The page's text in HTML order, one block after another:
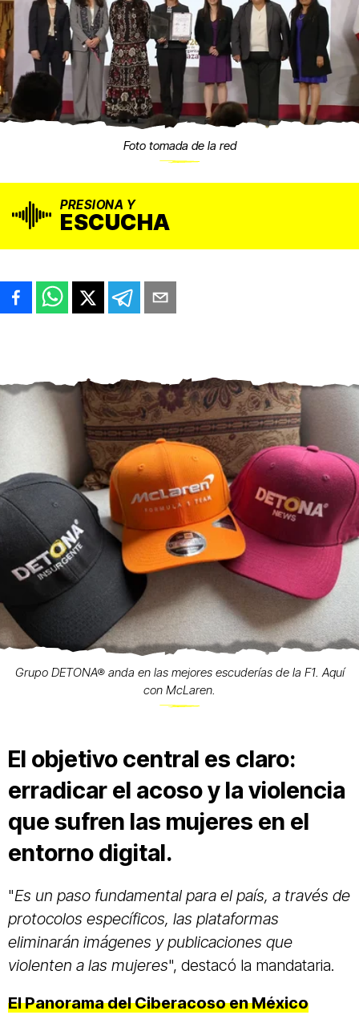
Foto tomada de la red
PRESIONA Y
ESCUCHA
Grupo DETONA® anda en las mejores escuderías de la F1. Aquí
con McLaren.
El objetivo central es claro:
erradicar el acoso y la violencia
que sufren las mujeres en el
entorno digital.
"Es un paso fundamental para el país, a través de
protocolos específicos, las plataformas
eliminarán imágenes y publicaciones que
violenten a las mujeres", destacó la mandataria.
El Panorama del Ciberacoso en México